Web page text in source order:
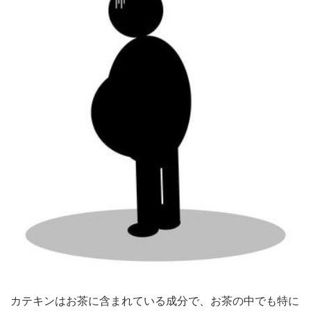
カテキンはお茶に含まれている成分で、お茶の中でも特に